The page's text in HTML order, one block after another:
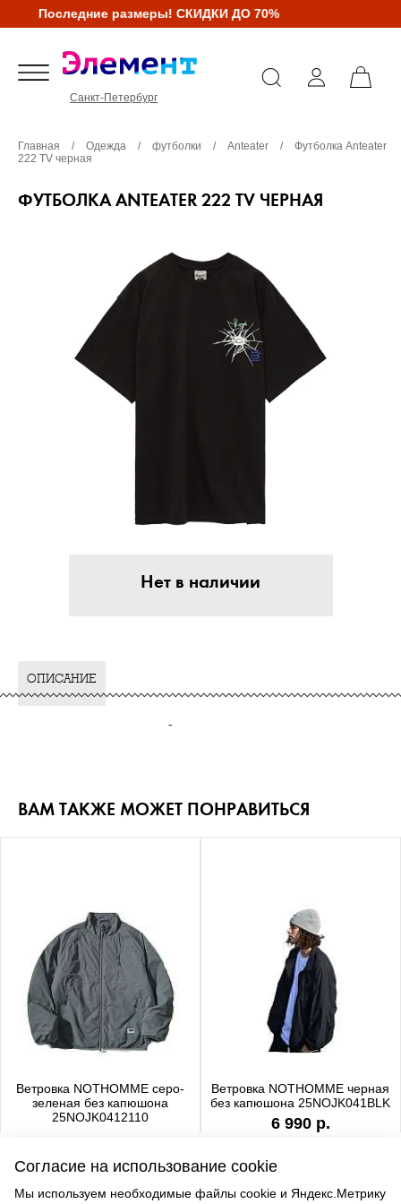
Последние размеры! СКИДКИ ДО 70%
Санкт-Петербург
Главная / Одежда / футболки / Anteater /
Футболка Anteater
222 TV черная
ФУТБОЛКА ANTEATER 222 TV ЧЕРНАЯ
Нет в наличии
ОПИСАНИЕ
-
ВАМ ТАКЖЕ МОЖЕТ ПОНРАВИТЬСЯ
Ветровка NOTHOMME серо-
зеленая без капюшона
25NOJK0412110
Ветровка NOTHOMME черная
без капюшона 25NOJK041BLK
6 990 р.
Согласие на использование cookie
Мы используем необходимые файлы cookie и Яндекс.Метрику